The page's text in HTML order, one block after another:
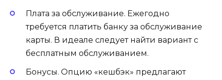
Плата за обслуживание. Ежегодно
требуется платить банку за обслуживание
карты. В идеале следует найти вариант с
бесплатным обслуживанием.
Бонусы. Опцию «кешбэк» предлагают